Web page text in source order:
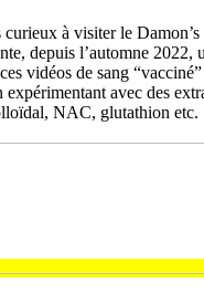
curieux à visiter le Damon’s
depuis l’automne 2022,
vidéos de sang
expérimentant avec des
NAC, glutathion etc.